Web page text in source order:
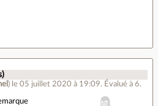
) le 05 juillet 2020 à 19:09. Évalué à 6.